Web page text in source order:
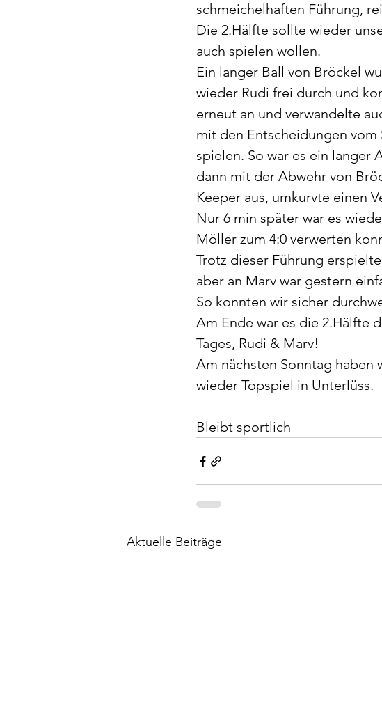
schmeichelhaften Führung,
Die 2.Hälfte sollte wieder
auch spielen wollen.
Ein langer Ball von Bröckel
wieder Rudi frei durch und
erneut an und verwandelte
mit den Entscheidungen
spielen. So war es ein langer
dann mit der Abwehr von
Keeper aus, umkurvte einen
Nur 6 min später war es
Möller zum 4:0 verwerten
Trotz dieser Führung
aber an Marv war gestern
So konnten wir sicher
Am Ende war es die 2.Hälfte
Tages, Rudi & Marv!
Am nächsten Sonntag haben
wieder Topspiel in Unterlüss.
Bleibt sportlich
Aktuelle Beiträge